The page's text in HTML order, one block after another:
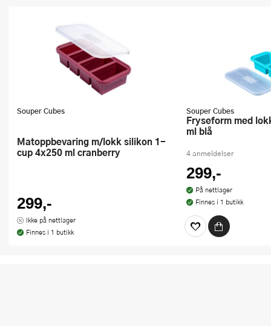
Souper Cubes
Matoppbevaring m/lokk silikon 1-
cup 4x250 ml cranberry
299,-
Ikke på nettlager
Finnes i 1 butikk
Souper Cubes
Fryseform med lokk silikon 2x500
ml blå
4 anmeldelser
299,-
På nettlager
Finnes i 1 butikk